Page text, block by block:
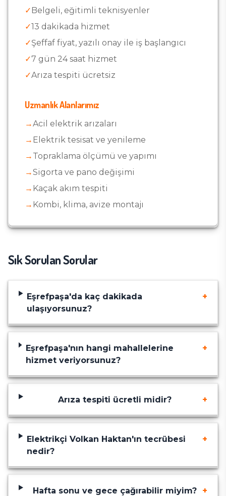
✓Belgeli, eğitimli teknisyenler
✓13 dakikada hizmet
✓Şeffaf fiyat, yazılı onay ile iş başlangıcı
✓7 gün 24 saat hizmet
✓Arıza tespiti ücretsiz
Uzmanlık Alanlarımız
→Acil elektrik arızaları
→ Elektrik tesisat ve yenileme
→ Topraklama ölçümü ve yapımı
→Sigorta ve pano değişimi
→ Kaçak akım tespiti
→ Kombi, klima, avize montajı
Sık Sorulan Sorular
Eşrefpaşa'da kaç dakikada
ulaşıyorsunuz?
+
Eşrefpaşa'nın hangi mahallelerine
hizmet veriyorsunuz?
+
Arıza tespiti ücretli midir? +
Elektrikçi Volkan Haktan'ın tecrübesi
nedir?
+
Hafta sonu ve gece çağırabilir miyim? +